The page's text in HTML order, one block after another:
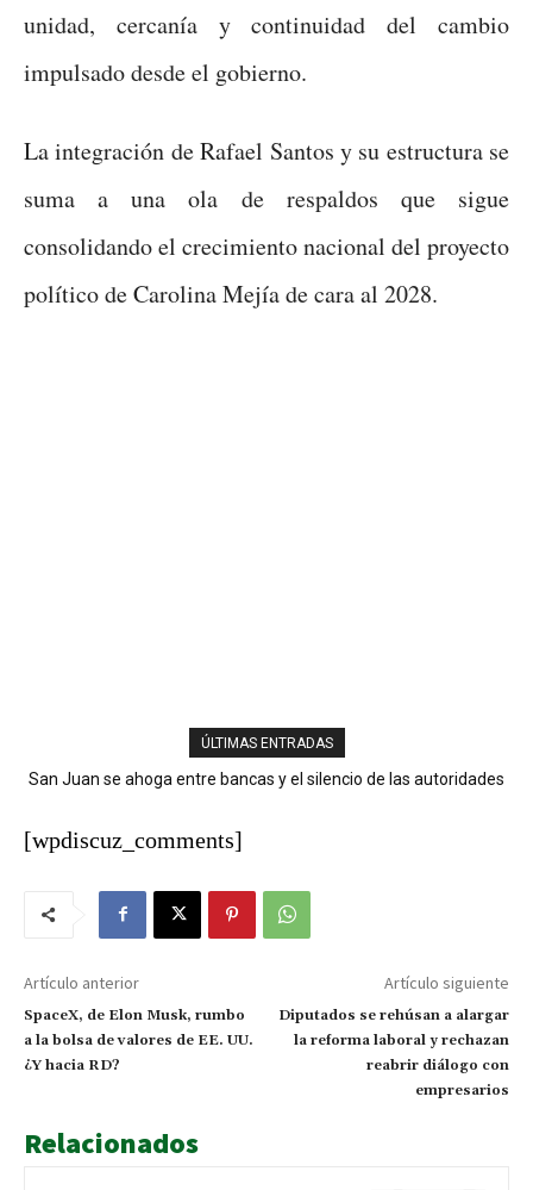
unidad, cercanía y continuidad del cambio
impulsado desde el gobierno.
La integración de Rafael Santos y su estructura se
suma a una ola de respaldos que sigue
consolidando el crecimiento nacional del proyecto
político de Carolina Mejía de cara al 2028.
ÚLTIMAS ENTRADAS
San Juan se ahoga entre bancas y el silencio de las autoridades
Chubascos matutinos y aguaceros con tronadas marcarán las
[wpdiscuz_comments]
Artículo anterior
SpaceX, de Elon Musk, rumbo
a la bolsa de valores de EE. UU.
¿Y hacia RD?
Artículo siguiente
Diputados se rehúsan a alargar
la reforma laboral y rechazan
reabrir diálogo con
empresarios
Relacionados